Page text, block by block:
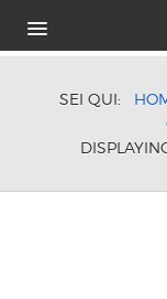
PROGRAMMA GARA
CLASSI E CATEGORIE DI
COSTI ISCRIZIONE
ORARI DI GARA
SEI QUI: